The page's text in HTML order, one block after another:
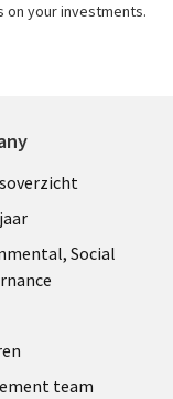
your investments.
Social
team